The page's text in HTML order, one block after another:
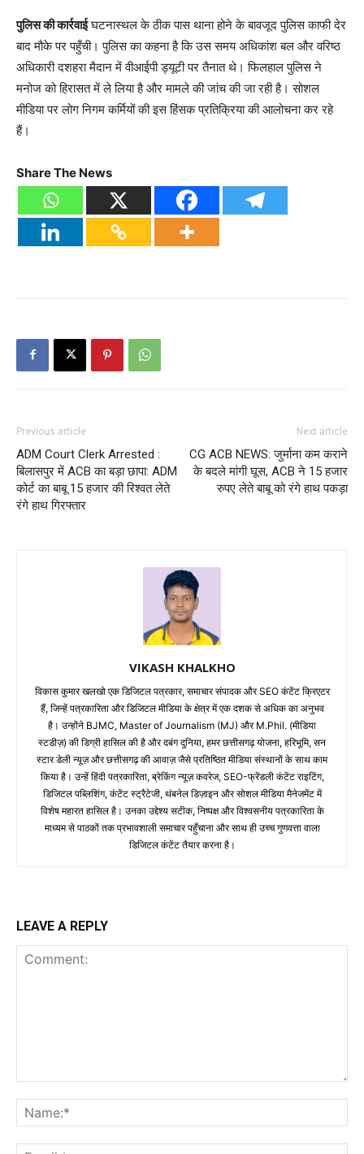
पुलिस की कार्रवाईघटनास्थल के ठीक पास थाना होने के बावजूद पुलिस काफी देर
बाद मौके पर पहुँची। पुलिस का कहना है कि उस समय अधिकांश बल और वरिष्ठ
अधिकारी दशहरा मैदान में वीआईपी ड्यूटी पर तैनात थे। फिलहाल पुलिस ने
मनोज को हिरासत में ले लिया है और मामले की जांच की जा रही है। सोशल
मीडिया पर लोग निगम कर्मियों की इस हिंसक प्रतिक्रिया की आलोचना कर रहे
हैं।
Share The News
Previous article
ADM Court Clerk Arrested :
बिलासपुर में ACB का बड़ा छापा: ADM
कोर्ट का बाबू 15 हजार की रिश्वत लेते
रंगे हाथ गिरफ्तार
Next article
CG ACB NEWS: जुर्माना कम कराने
के बदले मांगी घूस, ACB ने 15 हजार
रुपए लेते बाबू को रंगे हाथ पकड़ा
VIKASH KHALKHO
विकास कुमार खलखो एक डिजिटल पत्रकार, समाचार संपादक और SEO कंटेंट क्रिएटर
हैं, जिन्हें पत्रकारिता और डिजिटल मीडिया के क्षेत्र में एक दशक से अधिक का अनुभव
है। उन्होंने BJMC, Master of Journalism (MJ) और M.Phil. (मीडिया
स्टडीज़) की डिग्री हासिल की है और दबंग दुनिया, हमर छत्तीसगढ़ योजना, हरिभूमि, सन
स्टार डेली न्यूज़ और छत्तीसगढ़ की आवाज़ जैसे प्रतिष्ठित मीडिया संस्थानों के साथ काम
किया है। उन्हें हिंदी पत्रकारिता, ब्रेकिंग न्यूज़ कवरेज, SEO-फ्रेंडली कंटेंट राइटिंग,
डिजिटल पब्लिशिंग, कंटेंट स्ट्रैटेजी, थंबनेल डिज़ाइन और सोशल मीडिया मैनेजमेंट में
विशेष महारत हासिल है। उनका उद्देश्य सटीक, निष्पक्ष और विश्वसनीय पत्रकारिता के
माध्यम से पाठकों तक प्रभावशाली समाचार पहुँचाना और साथ ही उच्च गुणवत्ता वाला
डिजिटल कंटेंट तैयार करना है।
LEAVE A REPLY